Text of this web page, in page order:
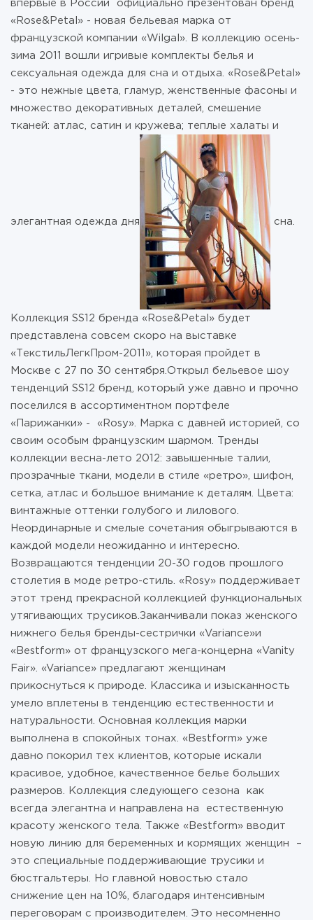
впервые в России официально презентован бренд
«Rose&Petal» - новая бельевая марка от
французской компании «Wilgal». В коллекцию осень-
зима 2011 вошли игривые комплекты белья и
сексуальная одежда для сна и отдыха. «Rose&Petal»
- это нежные цвета, гламур, женственные фасоны и
множество декоративных деталей, смешение
тканей: атлас, сатин и кружева; теплые халаты и
элегантная одежда дня сна.
Коллекция SS12 бренда «Rose&Petal» будет
представлена совсем скоро на выставке
«ТекстильЛегкПром-2011», которая пройдет в
Москве с 27 по 30 сентября.Открыл бельевое шоу
тенденций SS12 бренд, который уже давно и прочно
поселился в ассортиментном портфеле
«Парижанки» - «Rosy». Марка с давней историей, со
своим особым французским шармом. Тренды
коллекции весна-лето 2012: завышенные талии,
прозрачные ткани, модели в стиле «ретро», шифон,
сетка, атлас и большое внимание к деталям. Цвета:
винтажные оттенки голубого и лилового.
Неординарные и смелые сочетания обыгрываются в
каждой модели неожиданно и интересно.
Возвращаются тенденции 20-30 годов прошлого
столетия в моде ретро-стиль. «Rosy» поддерживает
этот тренд прекрасной коллекцией функциональных
утягивающих трусиков.Заканчивали показ женского
нижнего белья бренды-сестрички «Variance»и
«Bestform» от французского мега-концерна «Vanity
Fair». «Variance» предлагают женщинам
прикоснуться к природе. Классика и изысканность
умело вплетены в тенденцию естественности и
натуральности. Основная коллекция марки
выполнена в спокойных тонах. «Bestform» уже
давно покорил тех клиентов, которые искали
красивое, удобное, качественное белье больших
размеров. Коллекция следующего сезона как
всегда элегантна и направлена на естественную
красоту женского тела. Также «Bestform» вводит
новую линию для беременных и кормящих женщин –
это специальные поддерживающие трусики и
бюстгальтеры. Но главной новостью стало
снижение цен на 10%, благодаря интенсивным
переговорам с производителем. Это несомненно